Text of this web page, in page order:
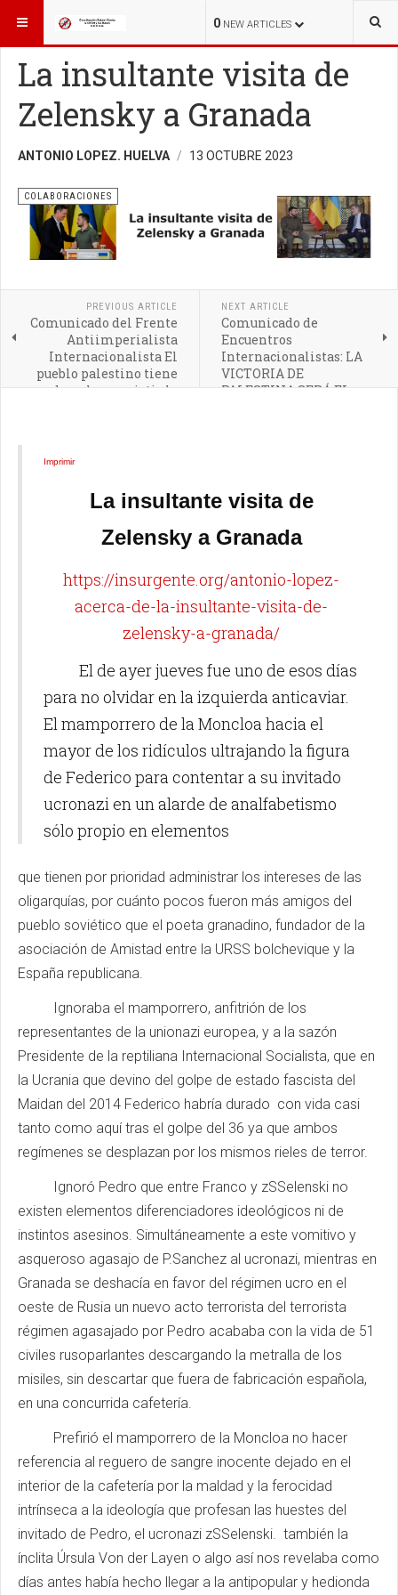
0 NEW ARTICLES
ESTÁ AQUÍ: COLABORACIONES COLABORACIONES
La insultante visita de
Zelensky a Granada
ANTONIO LOPEZ. HUELVA 13 OCTUBRE 2023
COLABORACIONES
PREVIOUS ARTICLE
Comunicado del Frente
Antiimperialista
Internacionalista El
pueblo palestino tiene
derecho a resistir la
NEXT ARTICLE
Comunicado de
Encuentros
Internacionalistas: LA
VICTORIA DE
PALESTINA SERÁ EL
IMPERIALISMO.
Imprimir
La insultante visita de
Zelensky a Granada
https://insurgente.org/antonio-lopez-
acerca-de-la-insultante-visita-de-
zelensky-a-granada/
El de ayer jueves fue uno de esos días
para no olvidar en la izquierda anticaviar.
El mamporrero de la Moncloa hacia el
mayor de los ridículos ultrajando la figura
de Federico para contentar a su invitado
ucronazi en un alarde de analfabetismo
sólo propio en elementos
que tienen por prioridad administrar los intereses de las
oligarquías, por cuánto pocos fueron más amigos del
pueblo soviético que el poeta granadino, fundador de la
asociación de Amistad entre la URSS bolchevique y la
España republicana.
Ignoraba el mamporrero, anfitrión de los
representantes de la unionazi europea, y a la sazón
Presidente de la reptiliana Internacional Socialista, que en
la Ucrania que devino del golpe de estado fascista del
Maidan del 2014 Federico habría durado con vida casi
tanto como aquí tras el golpe del 36 ya que ambos
regímenes se desplazan por los mismos rieles de terror.
Ignoró Pedro que entre Franco y zSSelenski no
existen elementos diferenciadores ideológicos ni de
instintos asesinos. Simultáneamente a este vomitivo y
asqueroso agasajo de P.Sanchez al ucronazi, mientras en
Granada se deshacía en favor del régimen ucro en el
oeste de Rusia un nuevo acto terrorista del terrorista
régimen agasajado por Pedro acababa con la vida de 51
civiles rusoparlantes descargando la metralla de los
misiles, sin descartar que fuera de fabricación española,
en una concurrida cafetería.
Prefirió el mamporrero de la Moncloa no hacer
referencia al reguero de sangre inocente dejado en el
interior de la cafetería por la maldad y la ferocidad
intrínseca a la ideología que profesan las huestes del
invitado de Pedro, el ucronazi zSSelenski. también la
ínclita Úrsula Von der Layen o algo así nos revelaba como
días antes había hecho llegar a la antipopular y hedionda